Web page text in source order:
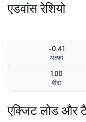
एडवांस रेशियो
-0.41
अल्फा
1.00
बीटा
एक्जिट लोड और